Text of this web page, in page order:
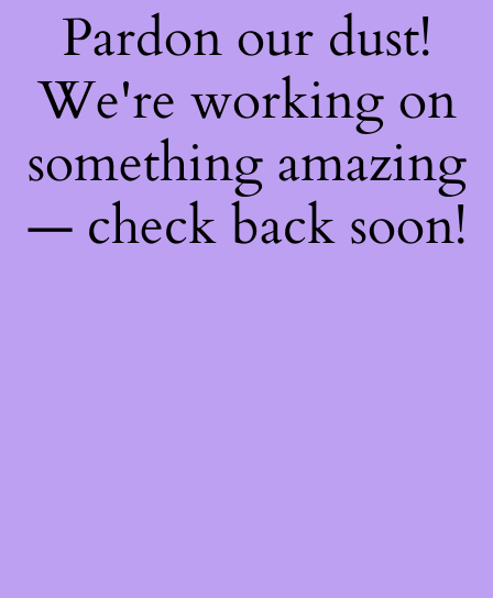
Pardon our dust!
We're working on
something amazing
— check back soon!